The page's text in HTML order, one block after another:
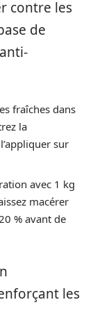
contre les
de
fraîches dans
la
sur
avec 1 kg
macérer
% avant de
les